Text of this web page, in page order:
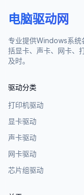
电脑驱动网
专业提供Windows系统
括显卡、声卡、网卡、
及时。
驱动分类
打印机驱动
显卡驱动
声卡驱动
网卡驱动
芯片组驱动